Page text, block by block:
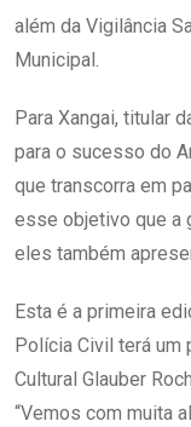
além da Vigilância
Municipal.
Para Xangai, titular
para o sucesso do
que transcorra em
esse objetivo que a
eles também
Esta é a primeira
Polícia Civil terá um
Cultural Glauber
“Vemos com muita